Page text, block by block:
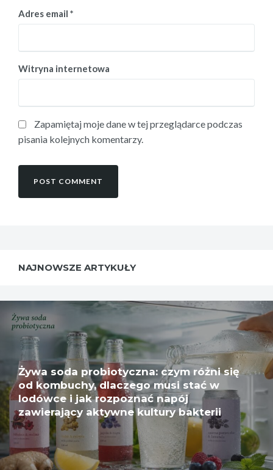
Adres email *
Witryna internetowa
Zapamiętaj moje dane w tej przeglądarce podczas
pisania kolejnych komentarzy.
NAJNOWSZE ARTYKUŁY
Żywa soda probiotyczna: czym różni się
od kombuchy, dlaczego musi stać w
lodówce i jak rozpoznać napój
zawierający aktywne kultury bakterii